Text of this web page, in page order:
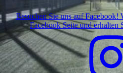
Besuchen Sie uns auf Facebook!
Facebook Seite und erhalten